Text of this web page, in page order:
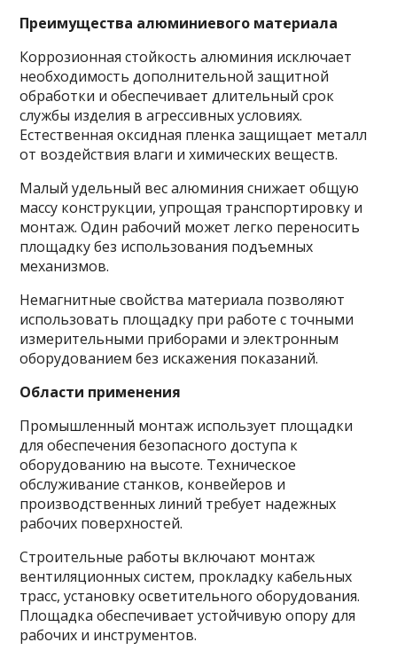
Преимущества алюминиевого материала
Коррозионная стойкость алюминия исключает
необходимость дополнительной защитной
обработки и обеспечивает длительный срок
службы изделия в агрессивных условиях.
Естественная оксидная пленка защищает металл
от воздействия влаги и химических веществ.
Малый удельный вес алюминия снижает общую
массу конструкции, упрощая транспортировку и
монтаж. Один рабочий может легко переносить
площадку без использования подъемных
механизмов.
Немагнитные свойства материала позволяют
использовать площадку при работе с точными
измерительными приборами и электронным
оборудованием без искажения показаний.
Области применения
Промышленный монтаж использует площадки
для обеспечения безопасного доступа к
оборудованию на высоте. Техническое
обслуживание станков, конвейеров и
производственных линий требует надежных
рабочих поверхностей.
Строительные работы включают монтаж
вентиляционных систем, прокладку кабельных
трасс, установку осветительного оборудования.
Площадка обеспечивает устойчивую опору для
рабочих и инструментов.